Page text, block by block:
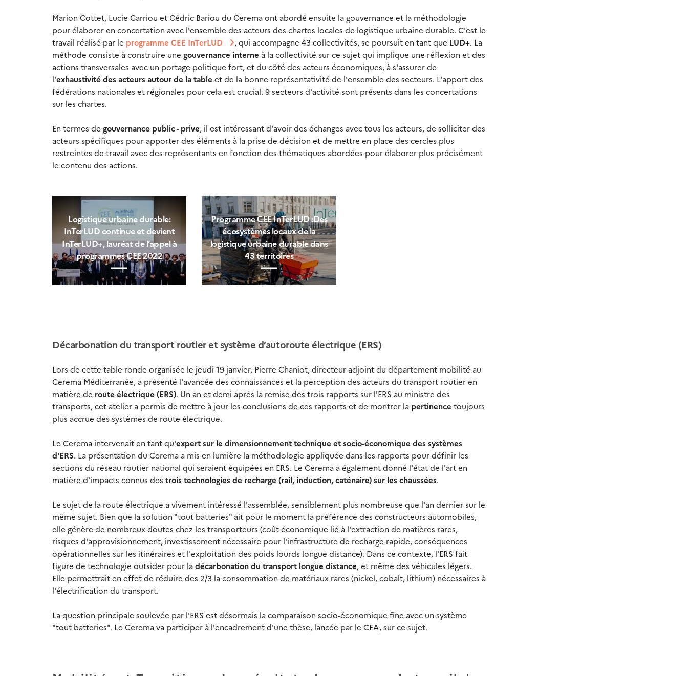
Marion Cottet, Lucie Carriou et Cédric Bariou du Cerema ont abordé ensuite la gouvernance et la méthodologie
pour élaborer en concertation avec l'ensemble des acteurs des chartes locales de logistique urbaine durable. C'est le
travail réalisé par le programme CEE InTerLUD , qui accompagne 43 collectivités, se poursuit en tant que LUD+. La
méthode consiste à construire une gouvernance interne à la collectivité sur ce sujet qui implique une réflexion et des
actions transversales avec un portage politique fort, et du côté des acteurs économiques, à s'assurer de
l'exhaustivité des acteurs autour de la table et de la bonne représentativité de l'ensemble des secteurs. L'apport des
fédérations nationales et régionales pour cela est crucial. 9 secteurs d'activité sont présents dans les concertations
sur les chartes.
En termes de gouvernance public - prive, il est intéressant d'avoir des échanges avec tous les acteurs, de solliciter des
acteurs spécifiques pour apporter des éléments à la prise de décision et de mettre en place des cercles plus
restreintes de travail avec des représentants en fonction des thématiques abordées pour élaborer plus précisément
le contenu des actions.
Logistique urbaine durable:
InTerLUD continue et devient
InTerLUD+, lauréat de l’appel à
programmes CEE 2022
Programme CEE InTerLUD :Des
écosystèmes locaux de la
logistique urbaine durable dans
43 territoires
Décarbonation du transport routier et système d’autoroute électrique (ERS)
Lors de cette table ronde organisée le jeudi 19 janvier, Pierre Chaniot, directeur adjoint du département mobilité au
Cerema Méditerranée, a présenté l'avancée des connaissances et la perception des acteurs du transport routier en
matière de route électrique (ERS). Un an et demi après la remise des trois rapports sur l'ERS au ministre des
transports, cet atelier a permis de mettre à jour les conclusions de ces rapports et de montrer la pertinence toujours
plus accrue des systèmes de route électrique.
Le Cerema intervenait en tant qu'expert sur le dimensionnement technique et socio-économique des systèmes
d'ERS. La présentation du Cerema a mis en lumière la méthodologie appliquée dans les rapports pour définir les
sections du réseau routier national qui seraient équipées en ERS. Le Cerema a également donné l'état de l'art en
matière d'impacts connus des trois technologies de recharge (rail, induction, caténaire) sur les chaussées.
Le sujet de la route électrique a vivement intéressé l'assemblée, sensiblement plus nombreuse que l'an dernier sur le
même sujet. Bien que la solution "tout batteries" ait pour le moment la préférence des constructeurs automobiles,
elle génère de nombreux doutes chez les transporteurs (coût économique lié à l'extraction de matières rares,
risques d'approvisionnement, investissement nécessaire pour l'infrastructure de recharge rapide, conséquences
opérationnelles sur les itinéraires et l'exploitation des poids lourds longue distance). Dans ce contexte, l'ERS fait
figure de technologie outsider pour ladécarbonation du transport longue distance, et même des véhicules légers.
Elle permettrait en effet de réduire des 2/3 la consommation de matériaux rares (nickel, cobalt, lithium) nécessaires à
l'électrification du transport.
La question principale soulevée par l'ERS est désormais la comparaison socio-économique fine avec un système
"tout batteries". Le Cerema va participer à l'encadrement d'une thèse, lancée par le CEA, sur ce sujet.